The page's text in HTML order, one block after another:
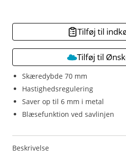
Skæredybde 70 mm
Hastighedsregulering
Saver op til 6 mm i metal
Blæsefunktion ved savlinjen
Tilføj til
Tilføj til
Beskrivelse